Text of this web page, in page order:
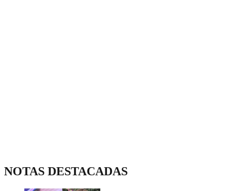
NOTAS DESTACADAS